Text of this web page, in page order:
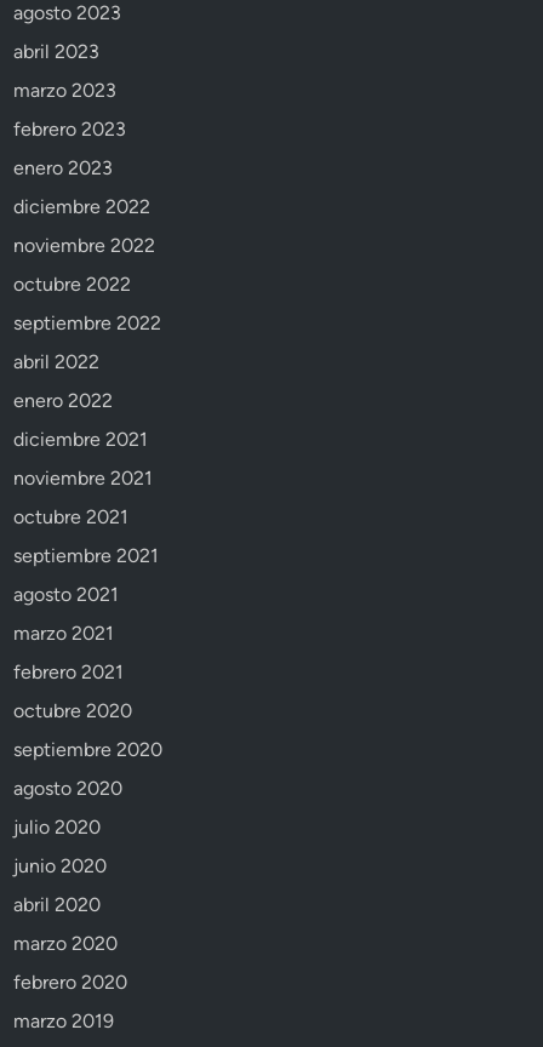
agosto 2023
abril 2023
marzo 2023
febrero 2023
enero 2023
diciembre 2022
noviembre 2022
octubre 2022
septiembre 2022
abril 2022
enero 2022
diciembre 2021
noviembre 2021
octubre 2021
septiembre 2021
agosto 2021
marzo 2021
febrero 2021
octubre 2020
septiembre 2020
agosto 2020
julio 2020
junio 2020
abril 2020
marzo 2020
febrero 2020
marzo 2019